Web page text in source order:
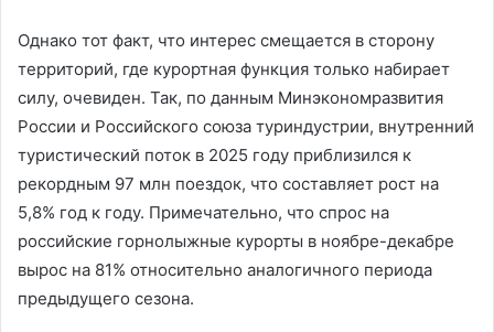
Однако тот факт, что интерес смещается в сторону
территорий, где курортная функция только набирает
силу, очевиден. Так, по данным Минэкономразвития
России и Российского союза туриндустрии, внутренний
туристический поток в 2025 году приблизился к
рекордным 97 млн поездок, что составляет рост на
5,8% год к году. Примечательно, что спрос на
российские горнолыжные курорты в ноябре-декабре
вырос на 81% относительно аналогичного периода
предыдущего сезона.